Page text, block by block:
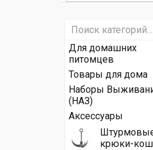
Для домашних
питомцев
Товары для дома
Наборы
(НАЗ)
Аксессуары
крюки-